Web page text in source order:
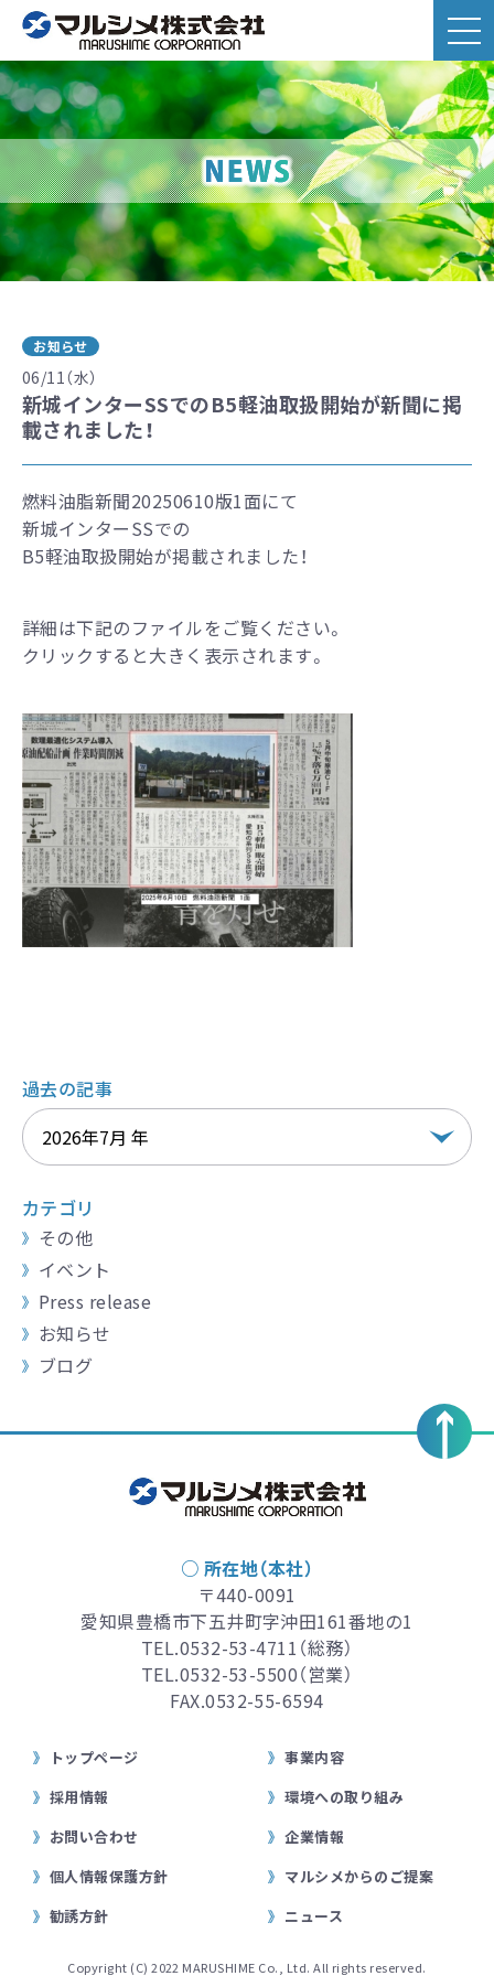
過去の記事
カテゴリ
その他
イベント
Press release
お知らせ
ブログ
お知らせ
06/11（水）
新城インターSSでのB5軽油取扱開始が新聞に掲
載されました！
燃料油脂新聞20250610版1面にて
新城インターSSでの
B5軽油取扱開始が掲載されました！
詳細は下記のファイルをご覧ください。
クリックすると大きく表示されます。
○ 所在地（本社）
〒440-0091
愛知県豊橋市下五井町字沖田161番地の1
TEL.0532-53-4711 （総務）
TEL.0532-53-5500（営業）
FAX.0532-55-6594
トップページ
事業内容
採用情報
環境への取り組み
お問い合わせ
企業情報
個人情報保護方針
マルシメからのご提案
勧誘方針
ニュース
Copyright (C) 2022 MARUSHIME Co., Ltd. All rights reserved.